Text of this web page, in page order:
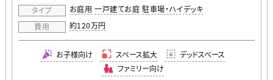
タイプ
お庭用 一戸建てお庭 駐車場・ハイデッキ
費用
約120万円
お子様向け スペース拡大
デッドスペース
ファミリー向け